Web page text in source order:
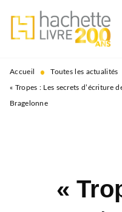
MENU RECHERCHE
PIED DE PAGE
Accueil • Toutes les actualités
« Tropes : Les secrets d’écriture
Bragelonne
«